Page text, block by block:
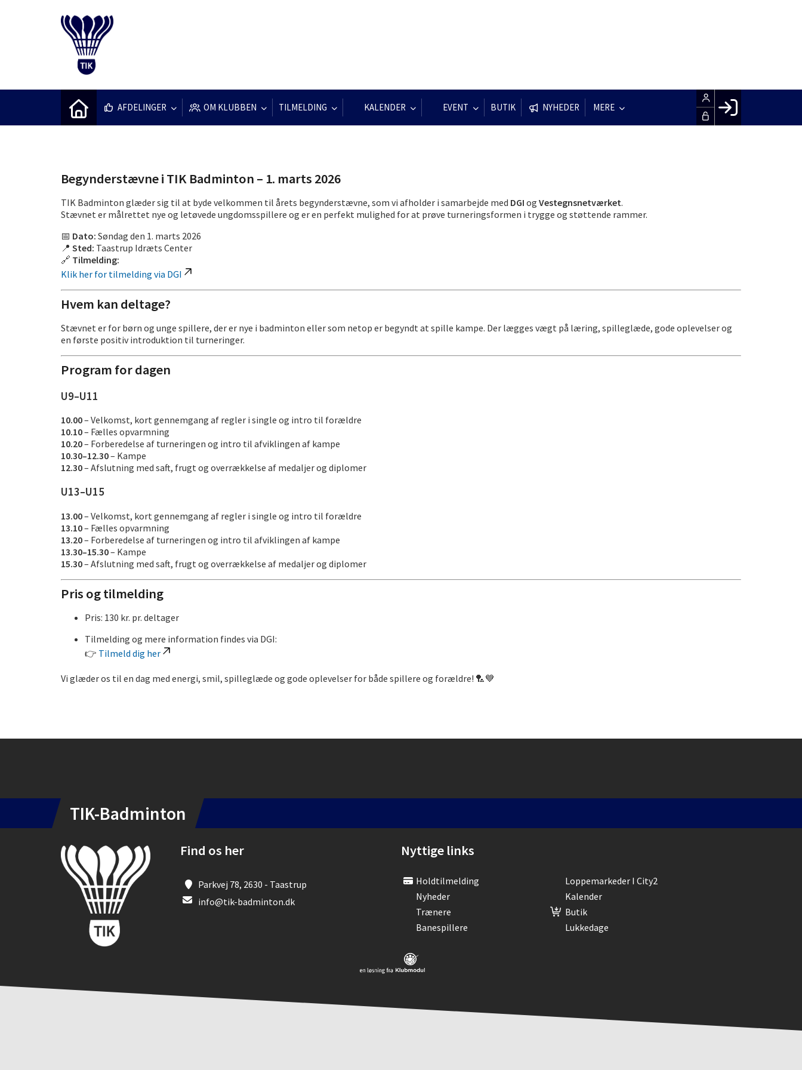
AFDELINGER OM KLUBBEN TILMELDING KALENDER EVENT BUTIK NYHEDER MERE
Begynderstævne i TIK Badminton – 1. marts 2026
TIK Badminton glæder sig til at byde velkommen til årets begynderstævne, som vi afholder i samarbejde med DGI og Vestegnsnetværket.
Stævnet er målrettet nye og letøvede ungdomsspillere og er en perfekt mulighed for at prøve turneringsformen i trygge og støttende rammer.
📅 Dato: Søndag den 1. marts 2026
📍 Sted: Taastrup Idræts Center
🔗 Tilmelding:
Klik her for tilmelding via DGI
Hvem kan deltage?
Stævnet er for børn og unge spillere, der er nye i badminton eller som netop er begyndt at spille kampe. Der lægges vægt på læring, spilleglæde, gode oplevelser og
en første positiv introduktion til turneringer.
Program for dagen
U9–U11
10.00– Velkomst, kort gennemgang af regler i single og intro til forældre
10.10– Fælles opvarmning
10.20– Forberedelse af turneringen og intro til afviklingen af kampe
10.30–12.30– Kampe
12.30– Afslutning med saft, frugt og overrækkelse af medaljer og diplomer
U13–U15
13.00– Velkomst, kort gennemgang af regler i single og intro til forældre
13.10– Fælles opvarmning
13.20– Forberedelse af turneringen og intro til afviklingen af kampe
13.30–15.30– Kampe
15.30– Afslutning med saft, frugt og overrækkelse af medaljer og diplomer
Pris og tilmelding
Pris: 130 kr. pr. deltager
Tilmelding og mere information findes via DGI:
👉 Tilmeld dig her
Vi glæder os til en dag med energi, smil, spilleglæde og gode oplevelser for både spillere og forældre! 🏸💙
TIK-Badminton
Find os her
Parkvej 78, 2630 - Taastrup
info@tik-badminton.dk
Nyttige links
Holdtilmelding
Loppemarkeder I City2
Nyheder
Kalender
Trænere
Butik
Banespillere
Lukkedage